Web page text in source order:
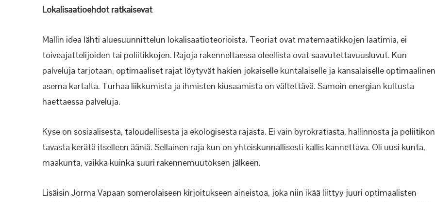
Lokalisaatioehdot ratkaisevat
Mallin idea lähti aluesuunnittelun lokalisaatioteorioista. Teoriat ovat matemaatikkojen laatimia, ei
toiveajattelijoiden tai poliitikkojen. Rajoja rakenneltaessa oleellista ovat saavutettavuusluvut. Kun
palveluja tarjotaan, optimaaliset rajat löytyvät hakien jokaiselle kuntalaiselle ja kansalaiselle optimaalinen
asema kartalta. Turhaa liikkumista ja ihmisten kiusaamista on vältettävä. Samoin energian kultusta
haettaessa palveluja.
Kyse on sosiaalisesta, taloudellisesta ja ekologisesta rajasta. Ei vain byrokratiasta, hallinnosta ja poliitikon
tavasta kerätä itselleen ääniä. Sellainen raja kun on yhteiskunnallisesti kallis kannettava. Oli uusi kunta,
maakunta, vaikka kuinka suuri rakennemuutoksen jälkeen.
Lisäisin Jorma Vapaan somerolaiseen kirjoitukseen aineistoa, joka niin ikää liittyy juuri optimaalisten